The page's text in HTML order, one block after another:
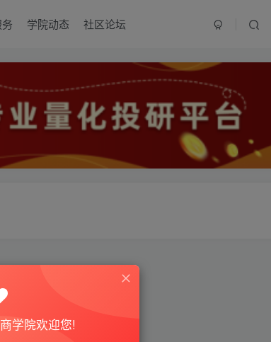
学院动态 社区论坛
学院欢迎您!